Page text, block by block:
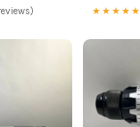
★★★★★